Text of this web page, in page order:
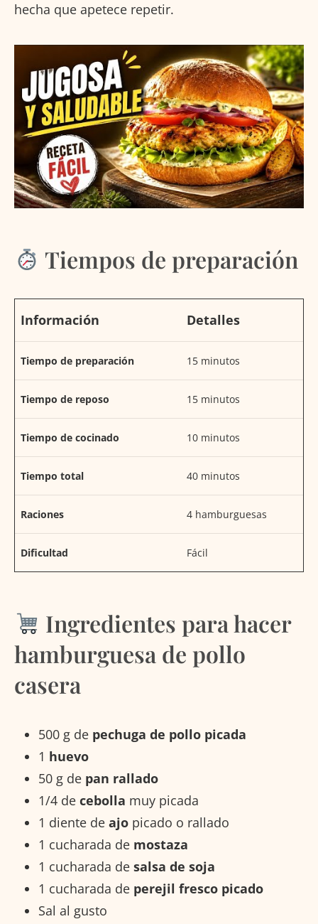
hecha que apetece repetir.
Tiempos de preparación
Información Detalles
Tiempo de preparación 15 minutos
Tiempo de reposo 15 minutos
Tiempo de cocinado 10 minutos
Tiempo total 40 minutos
Raciones 4 hamburguesas
Dificultad Fácil
Ingredientes para hacer
hamburguesa de pollo
casera
500 g de pechuga de pollo picada
1 huevo
50 g de pan rallado
1/4 de cebolla muy picada
1 diente de ajo picado o rallado
1 cucharada de mostaza
1 cucharada de salsa de soja
1 cucharada de perejil fresco picado
Sal al gusto